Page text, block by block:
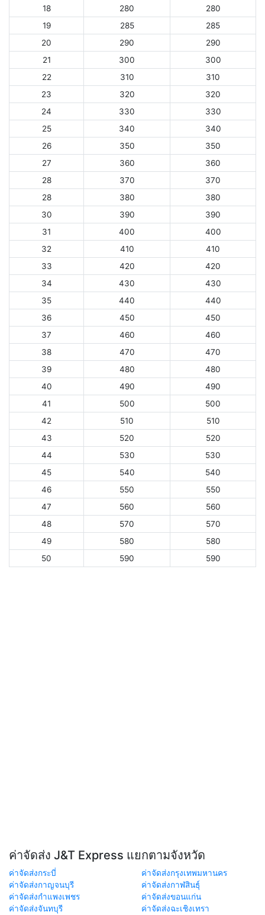
18 280
280
19
285
285
20
290
290
21
300
300
22
310
310
23
320
320
24
330
330
25
340
340
26
350
350
27
360
360
28
370
370
28
380
380
30
390
390
31
400
400
32
410
410
33
420
420
34
430
430
35
440
440
36
450
450
37
460
460
38
470
470
39
480
480
40
490
490
41
500
500
42
510
510
43
520
520
44
530
530
45
540
540
46
550
550
47
560
560
48
570
570
49
580
580
50
590 590
ค่าจัดส่ง J&T Express แยกตามจังหวัด
ค่าจัดส่งกระบี่
ค่าจัดส่งกรุงเทพมหานคร
ค่าจัดส่งกาญจนบุรี
ค่าจัดส่งกาฬสินธุ์
ค่าจัดส่งกำแพงเพชร
ค่าจัดส่งขอนแก่น
ค่าจัดส่งจันทบุรี
ค่าจัดส่งฉะเชิงเทรา